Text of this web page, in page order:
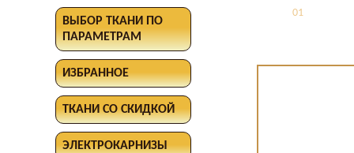
ВЫБОР ТКАНИ ПО
ПАРАМЕТРАМ
ИЗБРАННОЕ
ТКАНИ СО СКИДКОЙ
ЭЛЕКТРОКАРНИЗЫ
01